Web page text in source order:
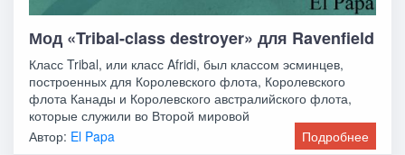
Мод «Tribal-class destroyer» для Ravenfield
Класс Tribal, или класс Afridi, был классом эсминцев,
построенных для Королевского флота, Королевского
флота Канады и Королевского австралийского флота,
которые служили во Второй мировой
Автор: El Papa Подробнее